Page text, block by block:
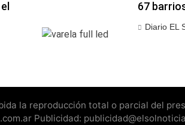
67
Diario EL
la reproducción total o parcial del
Publicidad: